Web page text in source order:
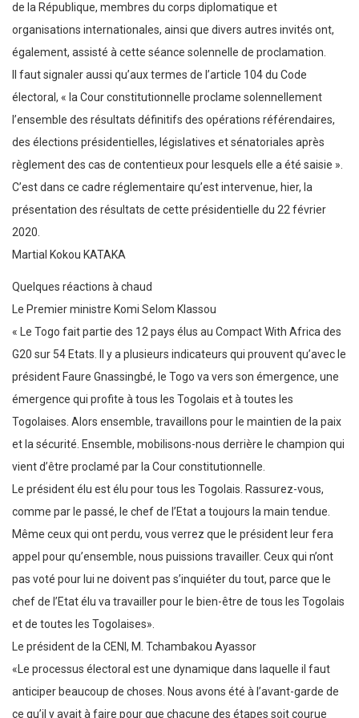
de la République, membres du corps diplomatique et
organisations internationales, ainsi que divers autres invités ont,
également, assisté à cette séance solennelle de proclamation.
Il faut signaler aussi qu’aux termes de l’article 104 du Code
électoral, « la Cour constitutionnelle proclame solennellement
l’ensemble des résultats définitifs des opérations référendaires,
des élections présidentielles, législatives et sénatoriales après
règlement des cas de contentieux pour lesquels elle a été saisie ».
C’est dans ce cadre réglementaire qu’est intervenue, hier, la
présentation des résultats de cette présidentielle du 22 février
2020.
Martial Kokou KATAKA
Quelques réactions à chaud
Le Premier ministre Komi Selom Klassou
« Le Togo fait partie des 12 pays élus au Compact With Africa des
G20 sur 54 Etats. Il y a plusieurs indicateurs qui prouvent qu’avec le
président Faure Gnassingbé, le Togo va vers son émergence, une
émergence qui profite à tous les Togolais et à toutes les
Togolaises. Alors ensemble, travaillons pour le maintien de la paix
et la sécurité. Ensemble, mobilisons-nous derrière le champion qui
vient d’être proclamé par la Cour constitutionnelle.
Le président élu est élu pour tous les Togolais. Rassurez-vous,
comme par le passé, le chef de l’Etat a toujours la main tendue.
Même ceux qui ont perdu, vous verrez que le président leur fera
appel pour qu’ensemble, nous puissions travailler. Ceux qui n’ont
pas voté pour lui ne doivent pas s’inquiéter du tout, parce que le
chef de l’Etat élu va travailler pour le bien-être de tous les Togolais
et de toutes les Togolaises».
Le président de la CENI, M. Tchambakou Ayassor
«Le processus électoral est une dynamique dans laquelle il faut
anticiper beaucoup de choses. Nous avons été à l’avant-garde de
ce qu’il y avait à faire pour que chacune des étapes soit courue